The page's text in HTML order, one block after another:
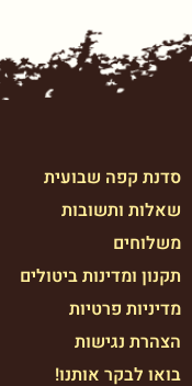
סדנת קפה שבועית
שאלות ותשובות
משלוחים
תקנון ומדינות ביטולים
מדיניות פרטיות
הצהרת נגישות
בואו לבקר אותנו!